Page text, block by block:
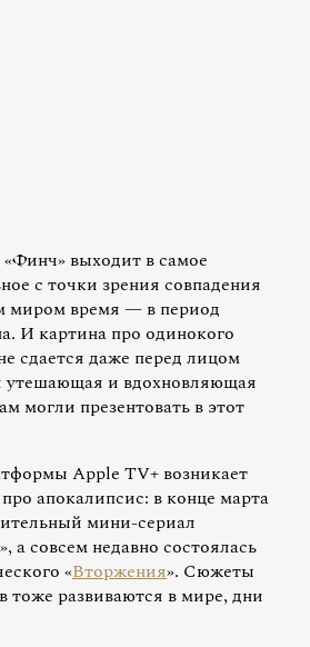
выходит в самое
с точки зрения совпадения
миром время — в период
И картина про одинокого
сдается даже перед лицом
утешающая и вдохновляющая
могли презентовать в этот
Apple TV+ возникает
апокалипсис: в конце марта
мини-сериал
», а совсем недавно состоялась
«Вторжения». Сюжеты
тоже развиваются в мире, дни